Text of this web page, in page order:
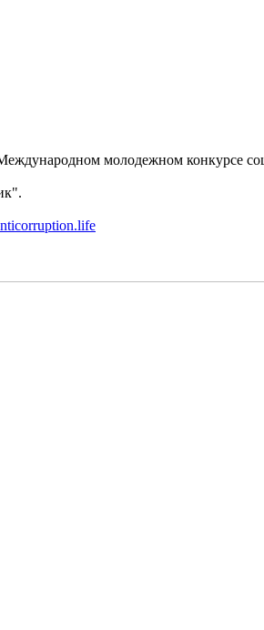
молодежном конкурсе